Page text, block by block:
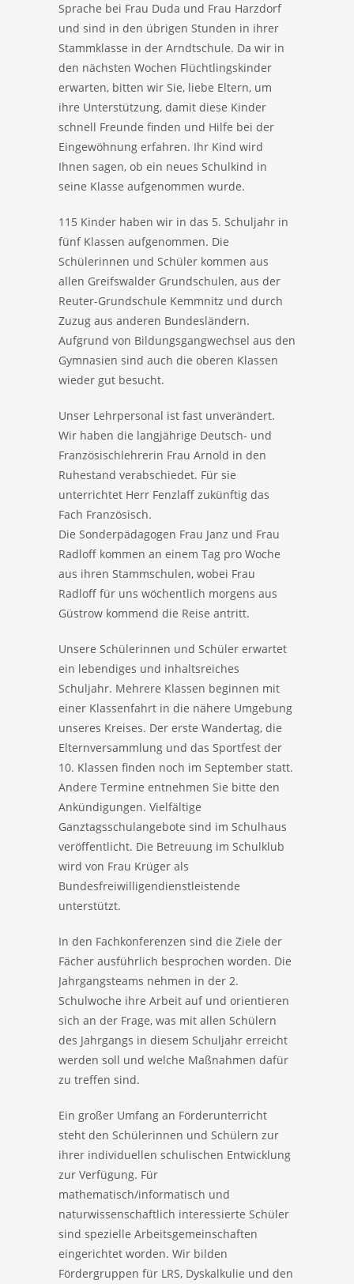
Sprache bei Frau Duda und Frau Harzdorf
und sind in den übrigen Stunden in ihrer
Stammklasse in der Arndtschule. Da wir in
den nächsten Wochen Flüchtlingskinder
erwarten, bitten wir Sie, liebe Eltern, um
ihre Unterstützung, damit diese Kinder
schnell Freunde finden und Hilfe bei der
Eingewöhnung erfahren. Ihr Kind wird
Ihnen sagen, ob ein neues Schulkind in
seine Klasse aufgenommen wurde.
115 Kinder haben wir in das 5. Schuljahr in
fünf Klassen aufgenommen. Die
Schülerinnen und Schüler kommen aus
allen Greifswalder Grundschulen, aus der
Reuter-Grundschule Kemmnitz und durch
Zuzug aus anderen Bundesländern.
Aufgrund von Bildungsgangwechsel aus den
Gymnasien sind auch die oberen Klassen
wieder gut besucht.
Unser Lehrpersonal ist fast unverändert.
Wir haben die langjährige Deutsch- und
Französischlehrerin Frau Arnold in den
Ruhestand verabschiedet. Für sie
unterrichtet Herr Fenzlaff zukünftig das
Fach Französisch.
Die Sonderpädagogen Frau Janz und Frau
Radloff kommen an einem Tag pro Woche
aus ihren Stammschulen, wobei Frau
Radloff für uns wöchentlich morgens aus
Güstrow kommend die Reise antritt.
Unsere Schülerinnen und Schüler erwartet
ein lebendiges und inhaltsreiches
Schuljahr. Mehrere Klassen beginnen mit
einer Klassenfahrt in die nähere Umgebung
unseres Kreises. Der erste Wandertag, die
Elternversammlung und das Sportfest der
10. Klassen finden noch im September statt.
Andere Termine entnehmen Sie bitte den
Ankündigungen. Vielfältige
Ganztagsschulangebote sind im Schulhaus
veröffentlicht. Die Betreuung im Schulklub
wird von Frau Krüger als
Bundesfreiwilligendienstleistende
unterstützt.
In den Fachkonferenzen sind die Ziele der
Fächer ausführlich besprochen worden. Die
Jahrgangsteams nehmen in der 2.
Schulwoche ihre Arbeit auf und orientieren
sich an der Frage, was mit allen Schülern
des Jahrgangs in diesem Schuljahr erreicht
werden soll und welche Maßnahmen dafür
zu treffen sind.
Ein großer Umfang an Förderunterricht
steht den Schülerinnen und Schülern zur
ihrer individuellen schulischen Entwicklung
zur Verfügung. Für
mathematisch/informatisch und
naturwissenschaftlich interessierte Schüler
sind spezielle Arbeitsgemeinschaften
eingerichtet worden. Wir bilden
Fördergruppen für LRS, Dyskalkulie und den